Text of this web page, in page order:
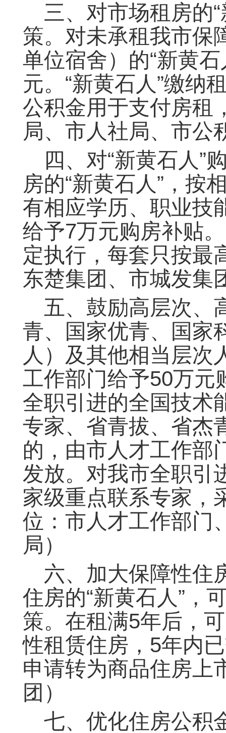
三、对市场租房的
策。对未承租我市保
单位宿舍）的“新黄
元。“新黄石人”缴纳
公积金用于支付房租
局、市人社局、市公
四、对“新黄石人”
房的“新黄石人”，按
有相应学历、职业技
给予7万元购房补贴
定执行，每套只按最
东楚集团、市城发集
五、鼓励高层次、
青、国家优青、国家
人）及其他相当层次
工作部门给予50万元
全职引进的全国技术
专家、省青拔、省杰
的，由市人才工作部
发放。对我市全职引
家级重点联系专家，
位：市人才工作部门
局）
六、加大保障性住
住房的“新黄石人”，
策。在租满5年后，
性租赁住房，5年内
申请转为商品住房上
团）
七、优化住房公积